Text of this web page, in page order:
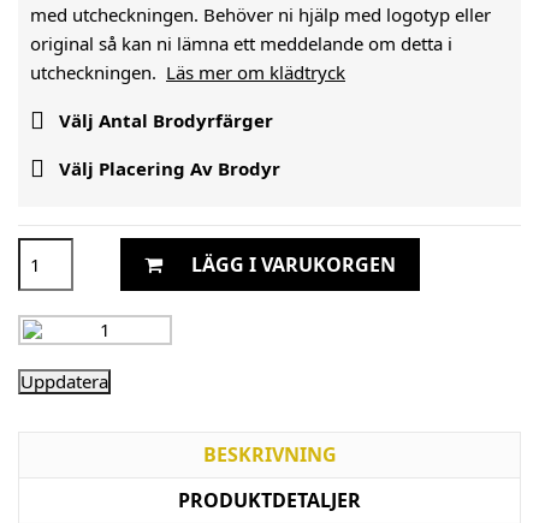
med utcheckningen. Behöver ni hjälp med logotyp eller
original så kan ni lämna ett meddelande om detta i
utcheckningen. Läs mer om klädtryck
 Välj Antal Brodyrfärger
 Välj Placering Av Brodyr
LÄGG I VARUKORGEN
BESKRIVNING
PRODUKTDETALJER